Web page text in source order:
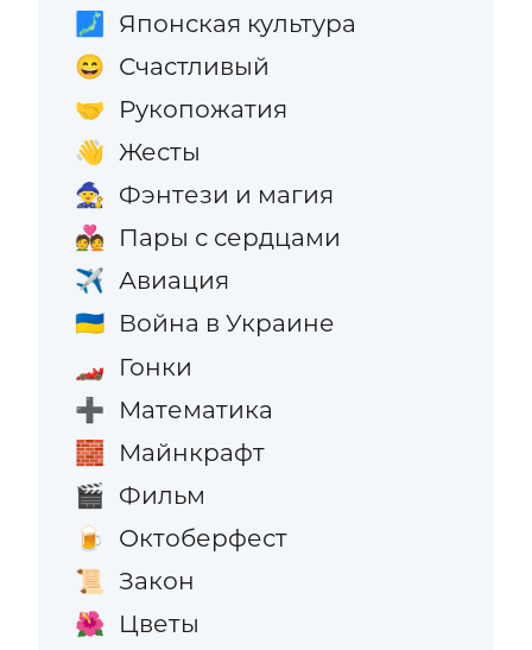
🗾 Японская культура
😄 Счастливый
🤝 Рукопожатия
👋 Жесты
🧙 Фэнтези и магия
💑 Пары с сердцами
✈️ Авиация
🇺🇦 Война в Украине
🏎️ Гонки
➕ Математика
🧱 Майнкрафт
🎬 Фильм
🍺 Октоберфест
📜 Закон
🌺 Цветы